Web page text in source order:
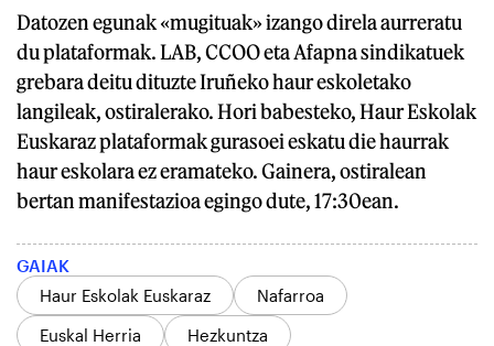
Datozen egunak «mugituak» izango direla aurreratu
du plataformak. LAB, CCOO eta Afapna sindikatuek
grebara deitu dituzte Iruñeko haur eskoletako
langileak, ostiralerako. Hori babesteko, Haur Eskolak
Euskaraz plataformak gurasoei eskatu die haurrak
haur eskolara ez eramateko. Gainera, ostiralean
bertan manifestazioa egingo dute, 17:30ean.
GAIAK
Haur Eskolak Euskaraz
Nafarroa
Euskal Herria
Hezkuntza